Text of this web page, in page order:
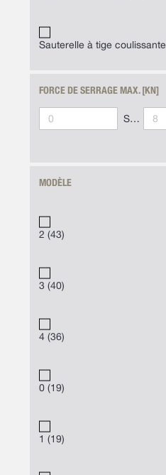
Sauterelle à tige coulissante
FORCE DE SERRAGE MAX. [KN]
Synoa_AlgoliaArticleList-to
MODÈLE
2 43
3 40
4 36
0 19
1 19